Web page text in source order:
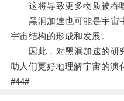
这将导致更多物质被吞噬
黑洞加速也可能是宇宙
宇宙结构的形成和发展。
因此，对黑洞加速的研
助人们更好地理解宇宙的演
#44#